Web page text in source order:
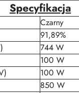
Specyfikacja
Czarny
91,89%
744 W
100 W
100 W
850 W